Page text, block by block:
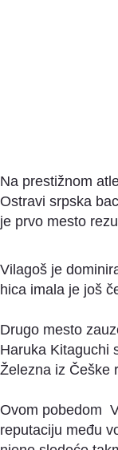
Na prestižnom
Ostravi srpska
je prvo mesto
Vilagoš je
hica imala je još
Drugo mesto
Haruka Kitaguchi
Železna iz Češke
Ovom pobedom
reputaciju među